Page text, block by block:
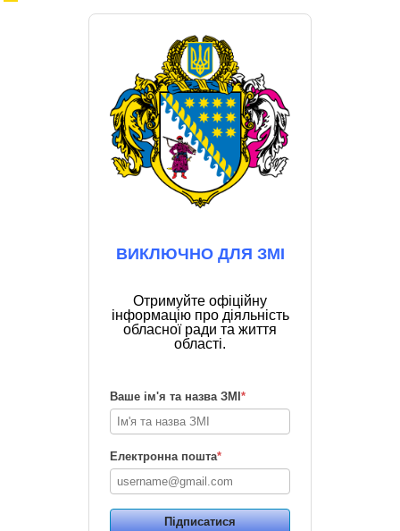
ВИКЛЮЧНО ДЛЯ ЗМІ
Отримуйте офіційну
інформацію про діяльність
обласної ради та життя
області.
Ваше ім'я та назва ЗМІ *
Електронна пошта*
Підписатися